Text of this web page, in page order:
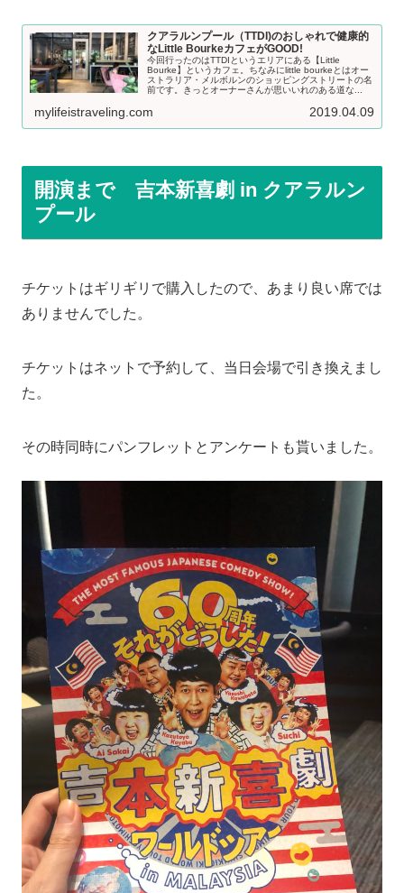
クアラルンプール（TTDI)のおしゃれで健康的
なLittle BourkeカフェがGOOD!
今回行ったのはTTDIというエリアにある【Little
Bourke】というカフェ。ちなみにlittle bourkeとはオー
ストラリア・メルボルンのショッピングストリートの名
前です。きっとオーナーさんが思いいれのある道な...
mylifeistraveling.com 2019.04.09
開演まで 吉本新喜劇 in クアラルン
プール
チケットはギリギリで購入したので、あまり良い席では
ありませんでした。
チケットはネットで予約して、当日会場で引き換えまし
た。
その時同時にパンフレットとアンケートも貰いました。